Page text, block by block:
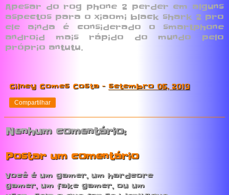
Apesar do rog phone 2 perder em alguns
aspectos para o xiaomi black shark 2 pro
ele ainda é considerado o smartphone
android mais rápido do mundo pelo
próprio antutu.
Gilney Gomes Costa - setembro 05, 2019
Compartilhar
Nenhum comentário:
Postar um comentário
Você é um gamer, um hardcore
gamer, um fake gamer, ou um